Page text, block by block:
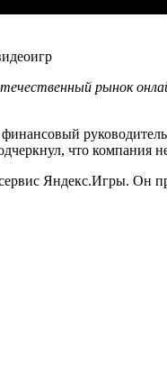
рынок
что компания
Яндекс.Игры. Он